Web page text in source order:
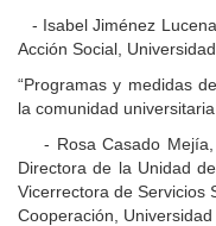
- Isabel Jiménez
Acción Social,
“Programas y medidas
la comunidad
- Rosa Casado Mejía,
Directora de la Unidad
Vicerrectora de Servicios
Cooperación, Universidad